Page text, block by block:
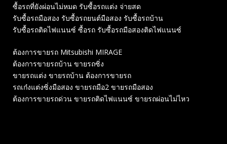
ซื้อรถที่ยังผ่อนไม่หมด รับซื้อรถแต่ง จ่ายสด
รับซื้อรถมือสอง รับซื้อรถยนต์มือสอง รับซื้อรถบ้าน
รับซื้อรถติดไฟแนนซ์ ซื้อรถ รับซื้อรถมือสองติดไฟแนนซ์
ต้องการขายรถ Mitsubishi MIRAGE
ต้องการขายรถบ้าน ขายรถซิ่ง
ขายรถแต่ง ขายรถบ้าน ต้องการขายรถ
รถเก๋งแต่งซิ่งมือสอง ขายรถมือ2 ขายรถมือสอง
ต้องการขายรถด่วน ขายรถติดไฟแนนซ์ ขายรถผ่อนไม่ไหว